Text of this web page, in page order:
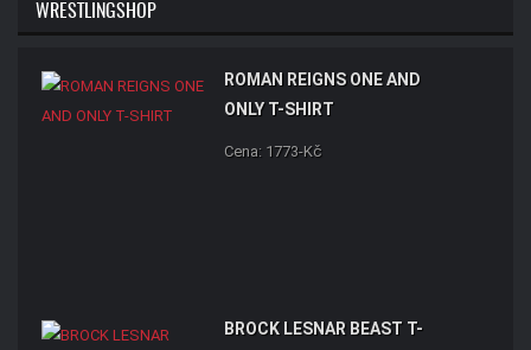
WRESTLINGSHOP
ROMAN REIGNS ONE AND
ONLY T-SHIRT
Cena: 1773-Kč
BROCK LESNAR BEAST T-